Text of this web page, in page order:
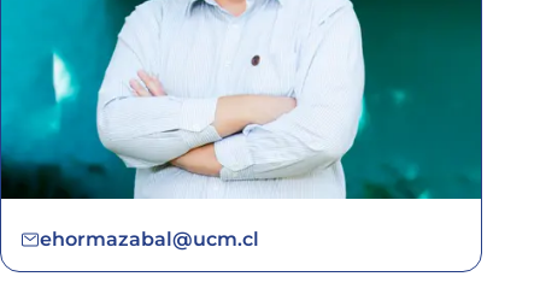
ehormazabal@ucm.cl